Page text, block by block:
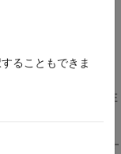
ービスを開始し、現在
を利用できるようにす
ることもできま